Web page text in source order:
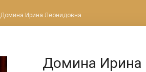
Домина Ирина Леонидовна
Домина Ирина